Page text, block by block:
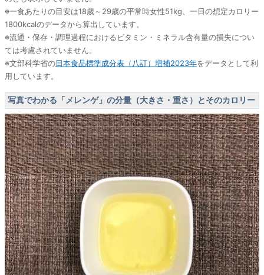
※一食あたりの目安は18歳～29歳の平常時女性51kg、一日の想定カロリー
1800kcalのデータから算出しています。
※流通・保存・調理過程におけるビタミン・ミネラル含有量の損失につい
ては考慮されていません。
※文部科学省の日本食品標準成分表（八訂）増補2023年をデータとして利
用しています。
写真でわかる「メレンゲ」の分量（大きさ・重さ）とそのカロリー